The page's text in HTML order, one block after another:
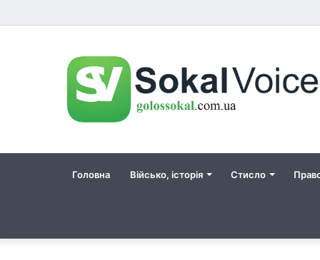
Головна Військо, історія Стисло